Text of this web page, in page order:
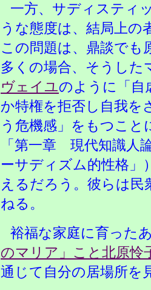
一方、サディスティ
うな態度は、結局上
この問題は、鼎談でも
多くの場合、そうした
ヴェイユのように「自
か特権を拒否し自我を
う危機感」をもつこと
「第一章 現代知識人
ーサディズム的性格」
えるだろう。彼らは
ねる。
裕福な家庭に育った
のマリア」こと北原怜
通じて自分の居場所を